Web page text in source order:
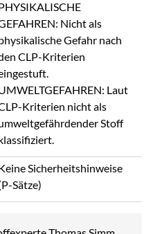
Nicht als
Gefahr nach
CLP-Kriterien
Laut
Kriterien nicht als
Stoff
Sicherheitshinweise
Sätze)